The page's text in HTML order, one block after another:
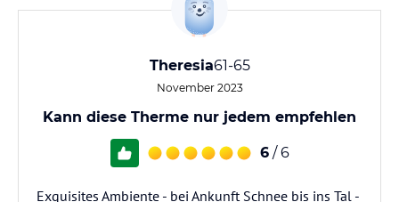
Theresia61-65
November 2023
Kann diese Therme nur jedem empfehlen
6 / 6
Exquisites Ambiente - bei Ankunft Schnee bis ins Tal -